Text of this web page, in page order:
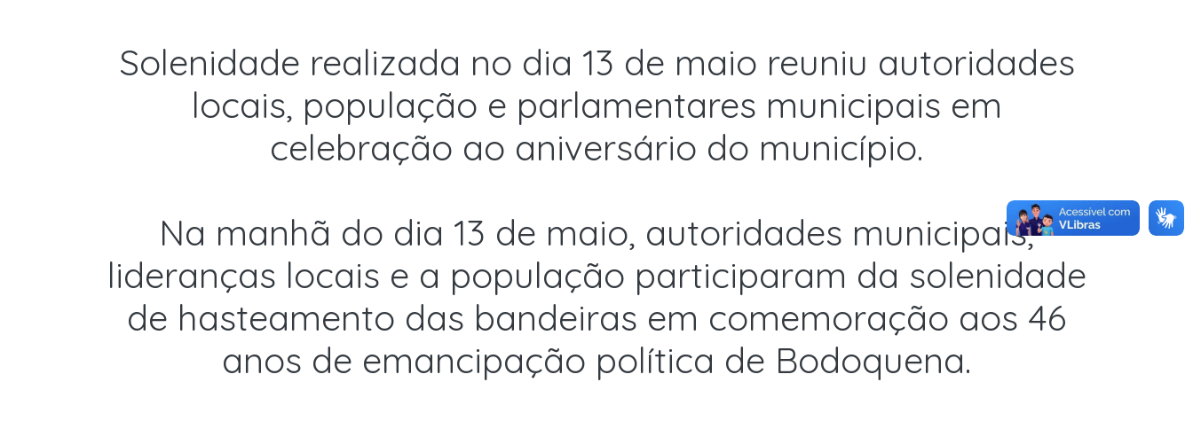
Solenidade realizada no dia 13 de maio reuniu autoridades
locais, população e parlamentares municipais em
celebração ao aniversário do município.
Na manhã do dia 13 de maio, autoridades municipais,
lideranças locais e a população participaram da solenidade
de hasteamento das bandeiras em comemoração aos 46
anos de emancipação política de Bodoquena.